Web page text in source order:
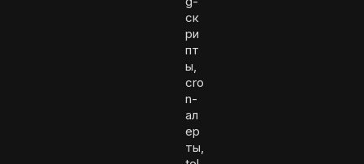
ск
ри
пт
ы,
cro
n-
ал
ер
ты,